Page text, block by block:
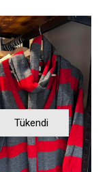
Tükendi